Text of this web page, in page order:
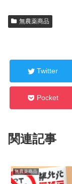
無農薬商品
Twitter
Pocket
関連記事
無農薬商品